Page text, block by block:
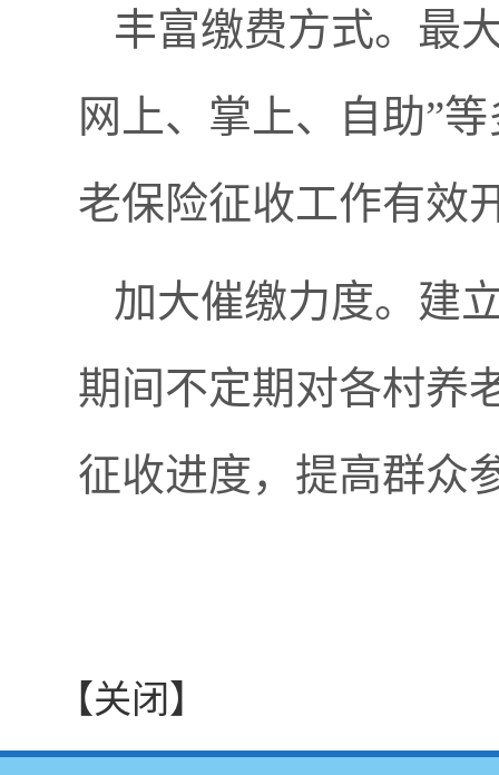
丰富缴费方式。最
网上、掌上、自助”
老保险征收工作有效
加大催缴力度。建
期间不定期对各村养
征收进度，提高群众
【关闭】